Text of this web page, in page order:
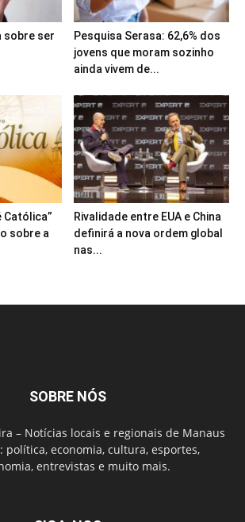
sobre ser
Pesquisa Serasa: 62,6% dos
jovens que moram sozinho
ainda vivem de...
Católica”
sobre a
Rivalidade entre EUA e China
definirá a nova ordem global
nas...
SOBRE NÓS
– Notícias locais e regionais de Manaus
política, economia, cultura, esportes,
entrevistas e muito mais.